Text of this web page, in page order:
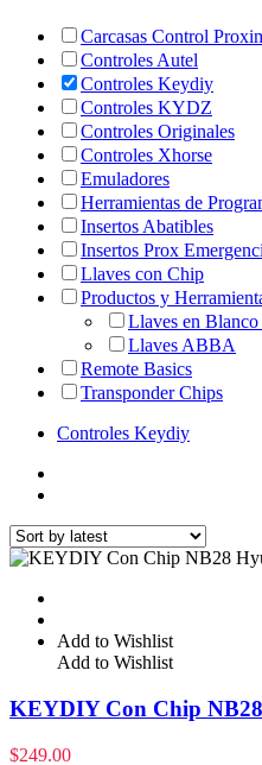
Carcasas Control
Controles Autel
Controles Keydiy
Controles KYDZ
Controles Originales
Controles Xhorse
Emuladores
Herramientas de
Insertos Abatibles
Insertos Prox
Llaves con Chip
Productos y
Llaves en Blanco
Llaves ABBA
Remote Basics
Transponder Chips
Controles Keydiy
Add to Wishlist
Add to Wishlist
KEYDIY Con Chip
$249.00